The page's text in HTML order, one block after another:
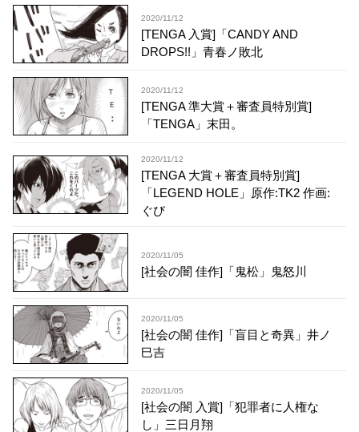
2020/11/12
[TENGA 入賞]「CANDY AND
DROPS!!」青春ノ敗北
2020/11/12
[TENGA 準大賞＋審査員特別賞]
「TENGA」末田。
2020/11/12
[TENGA 大賞＋審査員特別賞]
「LEGEND HOLE」原作:TK2 作画:
ぐび
2020/11/05
[社会の闇 佳作]「鬼松」鬼怒川
2020/11/05
[社会の闇 佳作]「盲目と奇異」井ノ
巳吉
2020/11/05
[社会の闇 入賞]「犯罪者に人権な
し」三日月翔